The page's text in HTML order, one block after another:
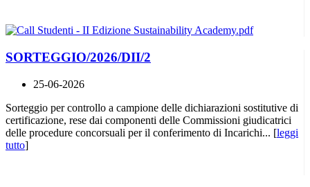
SORTEGGIO/2026/DII/2
25-06-2026
Sorteggio per controllo a campione delle dichiarazioni sostitutive di
certificazione, rese dai componenti delle Commissioni giudicatrici
delle procedure concorsuali per il conferimento di Incarichi... [leggi
tutto]